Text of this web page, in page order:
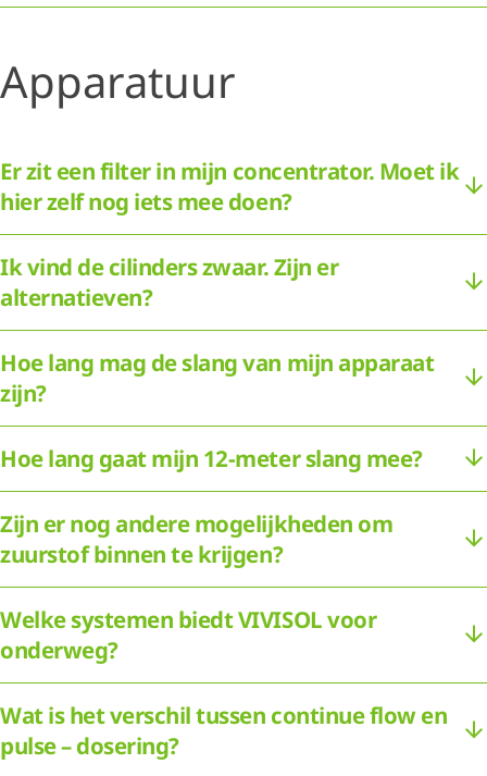
Apparatuur
Er zit een filter in mijn concentrator. Moet ik
hier zelf nog iets mee doen?
Ik vind de cilinders zwaar. Zijn er
alternatieven?
Hoe lang mag de slang van mijn apparaat
zijn?
Hoe lang gaat mijn 12-meter slang mee?
Zijn er nog andere mogelijkheden om
zuurstof binnen te krijgen?
Welke systemen biedt VIVISOL voor
onderweg?
Wat is het verschil tussen continue flow en
pulse – dosering?